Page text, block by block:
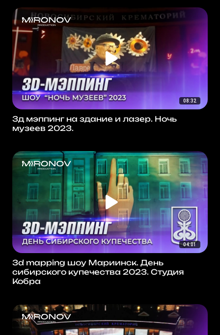
08:32
3д мэппинг на здание и лазер. Ночь
музеев 2023.
04:01
3d mapping шоу Мариинск. День
сибирского купечества 2023. Студия
Кобра